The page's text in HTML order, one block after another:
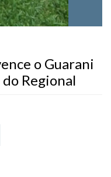
o Guarani
Regional